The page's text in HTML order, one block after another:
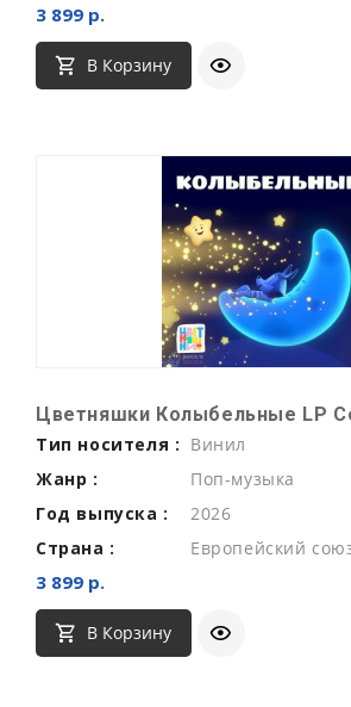
3 899 р.
В Корзину
Цветняшки Колыбельные LP
Тип носителя : Винил
Жанр :
Поп-музыка
Год выпуска :
2026
Страна :
Европейский
3 899 р.
В Корзину